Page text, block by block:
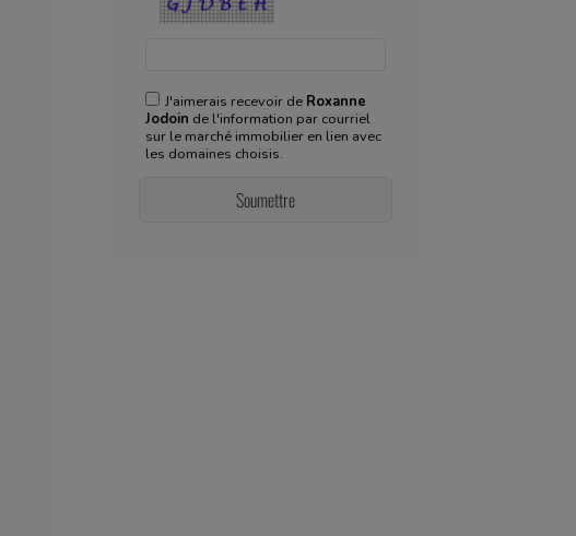
J'aimerais recevoir de Roxanne
Jodoin de l'information par courriel
sur le marché immobilier en lien avec
les domaines choisis.